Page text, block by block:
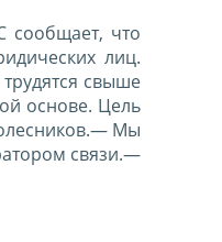
сообщает, что
лиц.
свыше
основе. Цель
Мы
связи.—